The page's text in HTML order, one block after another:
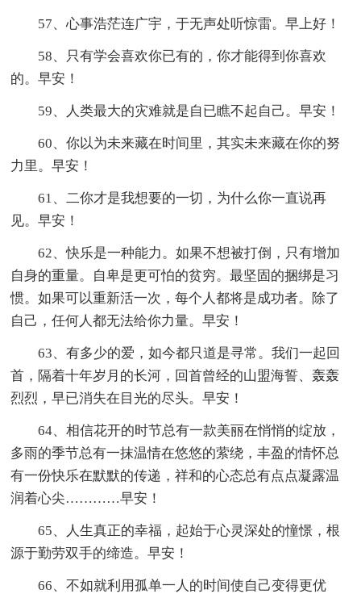
57、心事浩茫连广宇，于无声处听惊雷。早上好！
58、只有学会喜欢你已有的，你才能得到你喜欢
的。早安！
59、人类最大的灾难就是自已瞧不起自己。早安！
60、你以为未来藏在时间里，其实未来藏在你的努
力里。早安！
61、二你才是我想要的一切，为什么你一直说再
见。早安！
62、快乐是一种能力。如果不想被打倒，只有增加
自身的重量。自卑是更可怕的贫穷。最坚固的捆绑是习
惯。如果可以重新活一次，每个人都将是成功者。除了
自己，任何人都无法给你力量。早安！
63、有多少的爱，如今都只道是寻常。我们一起回
首，隔着十年岁月的长河，回首曾经的山盟海誓、轰轰
烈烈，早已消失在目光的尽头。早安！
64、相信花开的时节总有一款美丽在悄悄的绽放，
多雨的季节总有一抹温情在悠悠的萦绕，丰盈的情怀总
有一份快乐在默默的传递，祥和的心态总有点点凝露温
润着心尖…………早安！
65、人生真正的幸福，起始于心灵深处的憧憬，根
源于勤劳双手的缔造。早安！
66、不如就利用孤单一人的时间使自己变得更优